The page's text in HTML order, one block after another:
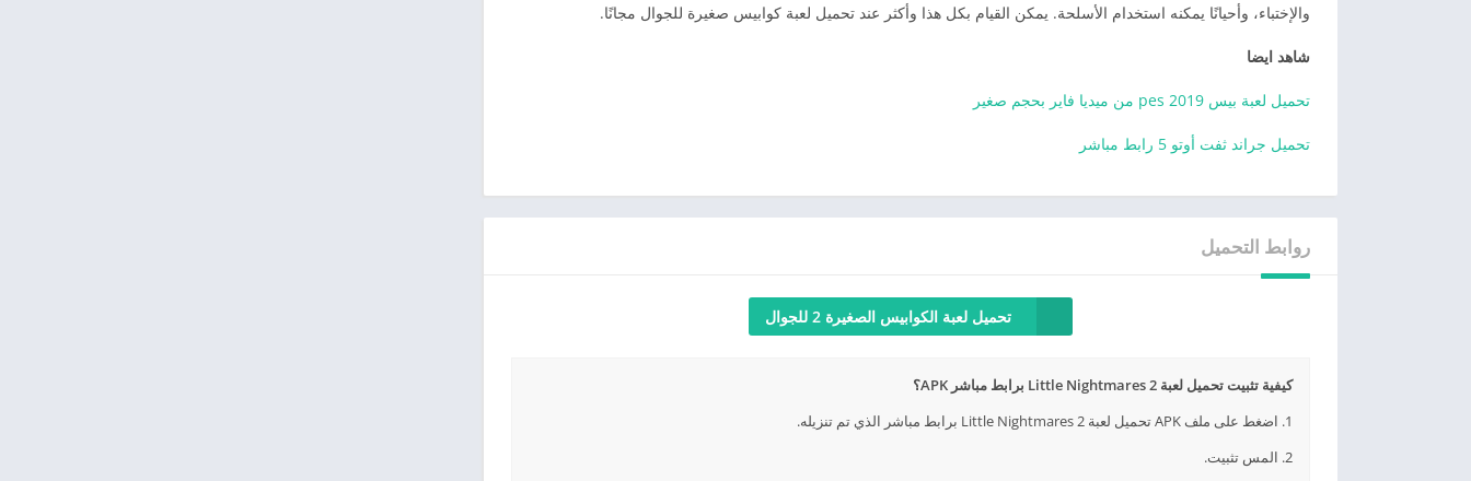
والإختباء، وأحيانًا يمكنه استخدام الأسلحة. يمكن القيام بكل هذا وأكثر عند تحميل لعبة كوابيس صغيرة للجوال مجانًا.
شاهد ايضا
تحميل لعبة بيس pes 2019 من ميديا فاير بحجم صغير
تحميل جراند ثفت أوتو 5 رابط مباشر
روابط التحميل
تحميل لعبة الكوابيس الصغيرة 2 للجوال
كيفية تثبيت تحميل لعبة Little Nightmares 2 برابط مباشر APK؟
1. اضغط على ملف APK تحميل لعبة Little Nightmares 2 برابط مباشر الذي تم تنزيله.
2. المس تثبيت.